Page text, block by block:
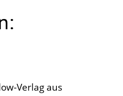
Verlag aus